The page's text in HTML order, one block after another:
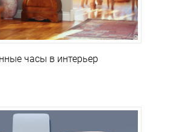
часы в интерьер